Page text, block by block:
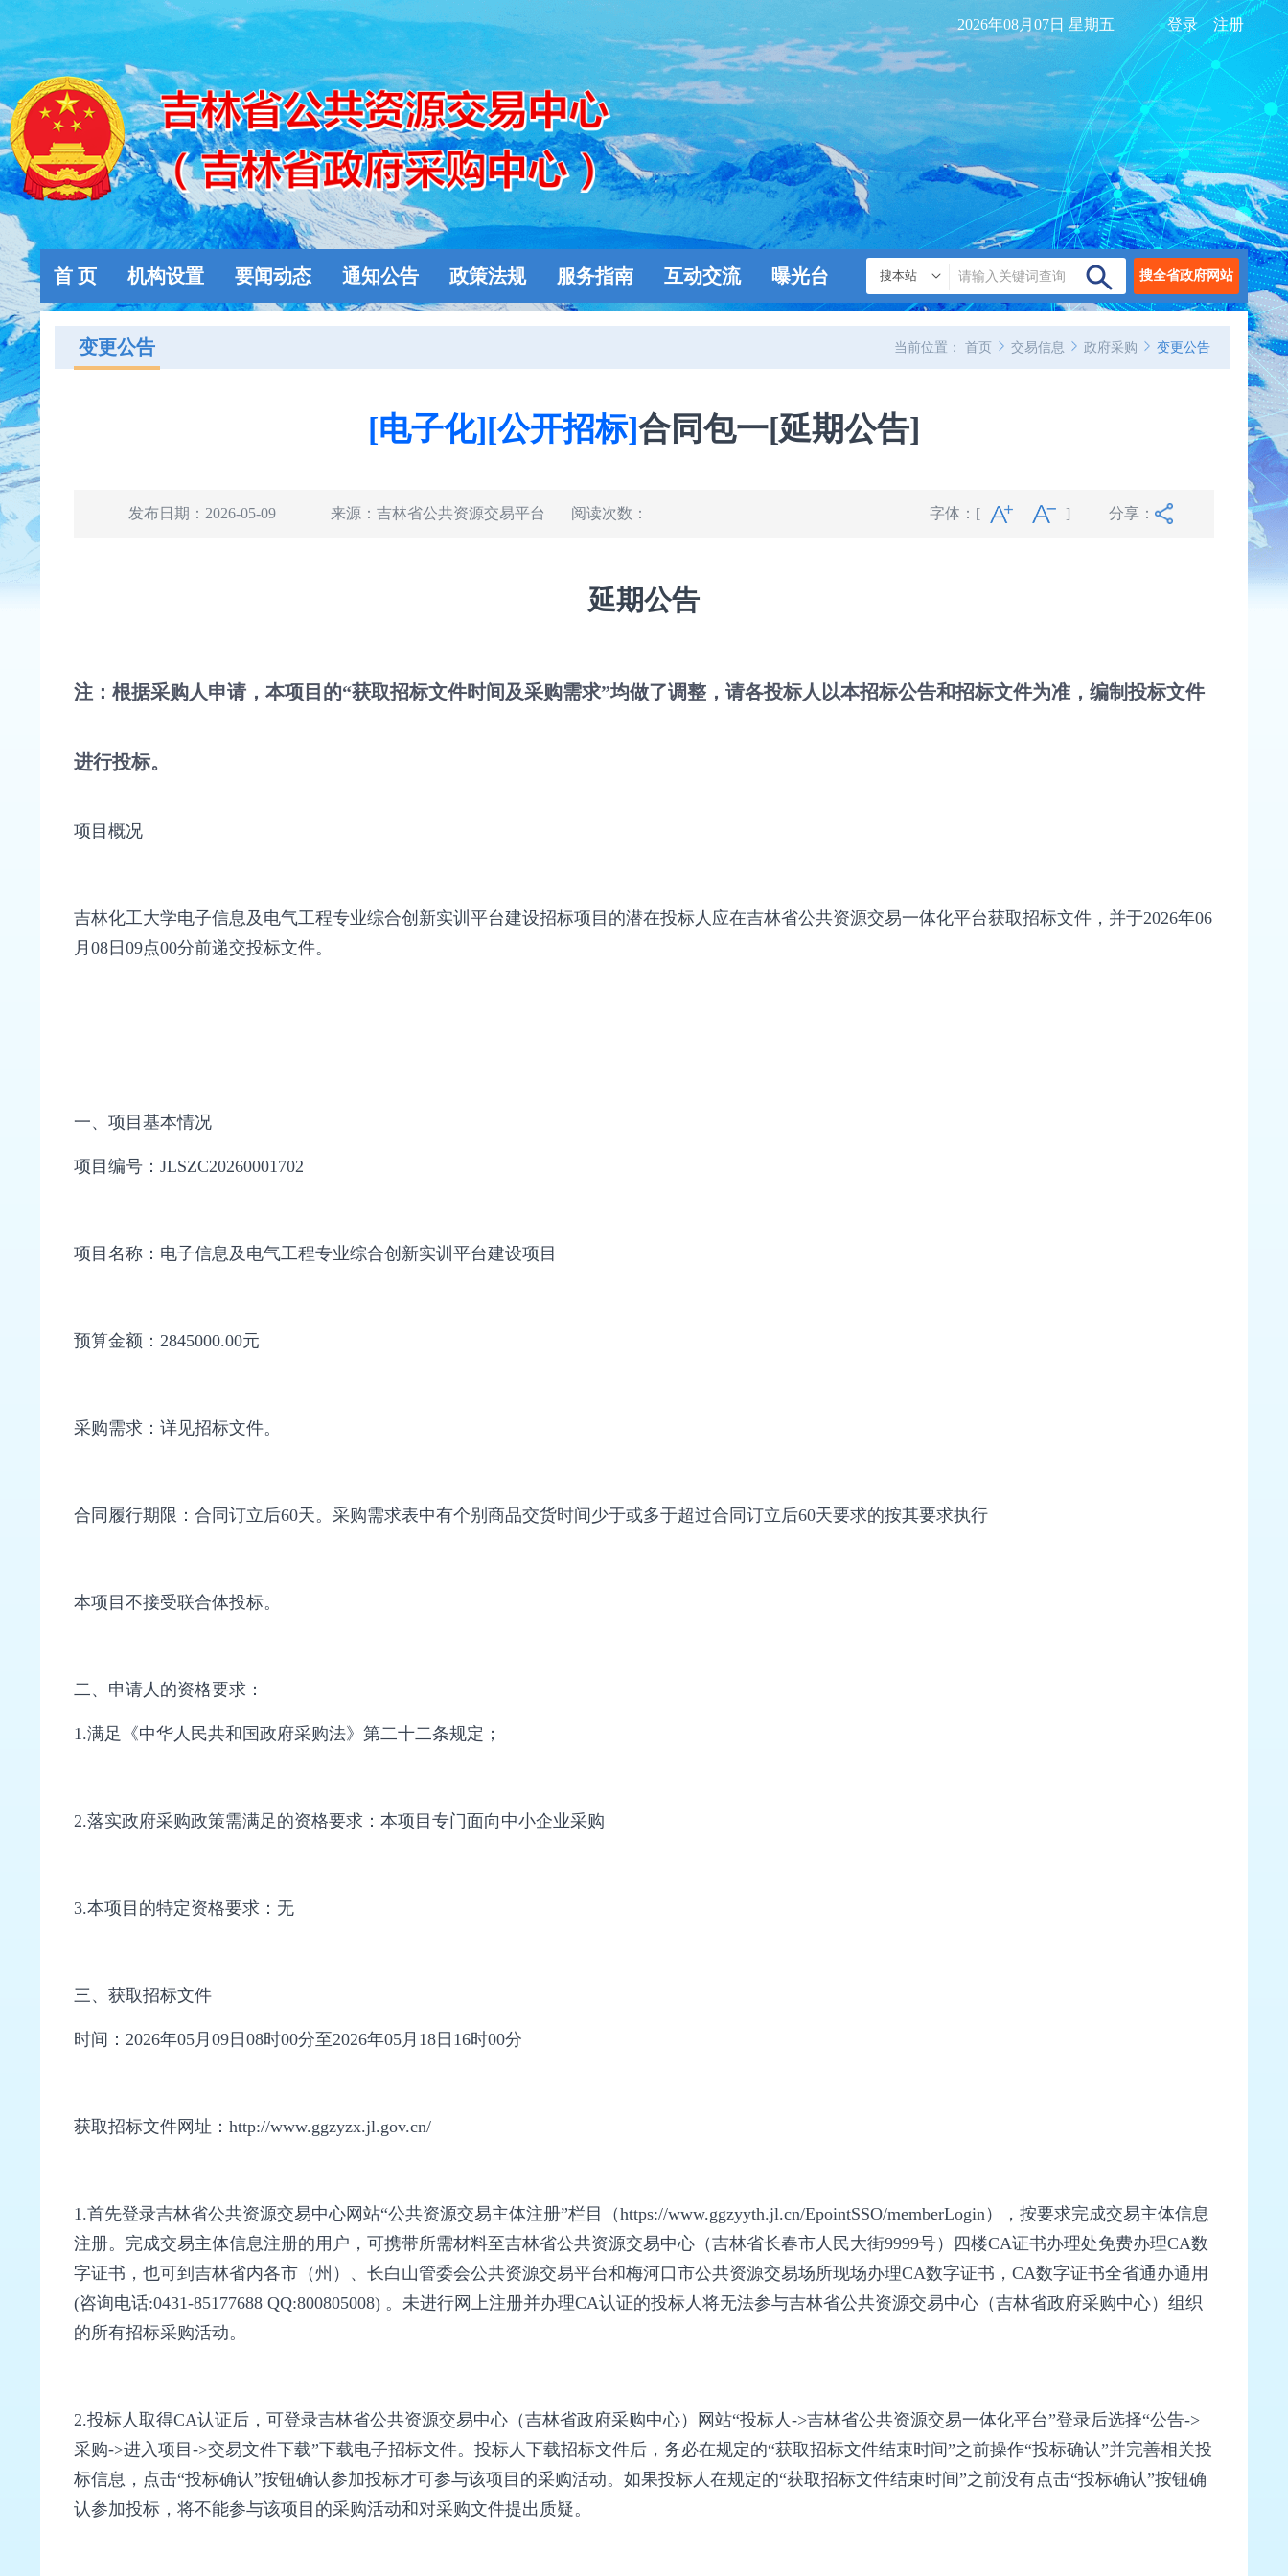
登录 注册
2026年08月07日 星期五
首 页 机构设置 要闻动态 通知公告 政策法规 服务指南 互动交流 曝光台 搜本站 搜全省政府网站
变更公告 当前位置： 首页 交易信息 政府采购 变更公告
[电子化][公开招标]合同包一[延期公告]
发布日期：2026-05-09 来源： 吉林省公共资源交易平台 阅读次数： 字体： [ ] 分享：
延期公告
注：根据采购人申请，本项目的“获取招标文件时间及采购需求”均做了调整，请各投标人以本招标公告和招标文件为准，编制投标文件
进行投标。
项目概况
吉林化工大学电子信息及电气工程专业综合创新实训平台建设招标项目的潜在投标人应在吉林省公共资源交易一体化平台获取招标文件，并于2026年06
月08日09点00分前递交投标文件。
一、项目基本情况
项目编号：JLSZC20260001702
项目名称：电子信息及电气工程专业综合创新实训平台建设项目
预算金额：2845000.00元
采购需求：详见招标文件。
合同履行期限：合同订立后60天。采购需求表中有个别商品交货时间少于或多于超过合同订立后60天要求的按其要求执行
本项目不接受联合体投标。
二、申请人的资格要求：
1.满足《中华人民共和国政府采购法》第二十二条规定；
2.落实政府采购政策需满足的资格要求：本项目专门面向中小企业采购
3.本项目的特定资格要求：无
三、获取招标文件
时间：2026年05月09日08时00分至2026年05月18日16时00分
获取招标文件网址：http://www.ggzyzx.jl.gov.cn/
1.首先登录吉林省公共资源交易中心网站“公共资源交易主体注册”栏目（https://www.ggzyyth.jl.cn/EpointSSO/memberLogin），按要求完成交易主体信息
注册。完成交易主体信息注册的用户，可携带所需材料至吉林省公共资源交易中心（吉林省长春市人民大街9999号）四楼CA证书办理处免费办理CA数
字证书，也可到吉林省内各市（州）、长白山管委会公共资源交易平台和梅河口市公共资源交易场所现场办理CA数字证书，CA数字证书全省通办通用
(咨询电话:0431-85177688 QQ:800805008) 。未进行网上注册并办理CA认证的投标人将无法参与吉林省公共资源交易中心（吉林省政府采购中心）组织
的所有招标采购活动。
2.投标人取得CA认证后，可登录吉林省公共资源交易中心（吉林省政府采购中心）网站“投标人->吉林省公共资源交易一体化平台”登录后选择“公告->
采购->进入项目->交易文件下载”下载电子招标文件。投标人下载招标文件后，务必在规定的“获取招标文件结束时间”之前操作“投标确认”并完善相关投
标信息，点击“投标确认”按钮确认参加投标才可参与该项目的采购活动。如果投标人在规定的“获取招标文件结束时间”之前没有点击“投标确认”按钮确
认参加投标，将不能参与该项目的采购活动和对采购文件提出质疑。